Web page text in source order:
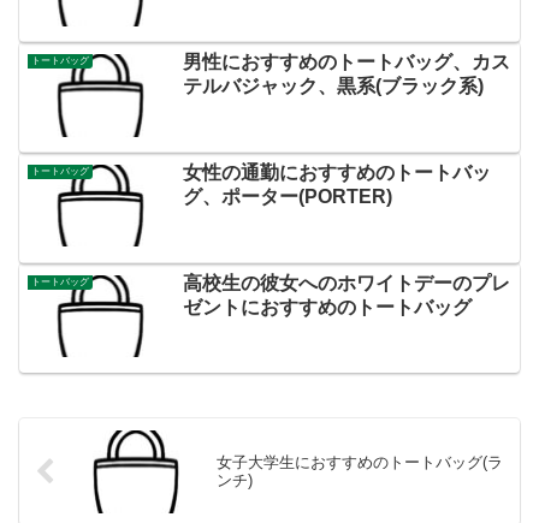
トートバッグ
男性におすすめのトートバッグ、カス
テルバジャック、黒系(ブラック系)
トートバッグ
女性の通勤におすすめのトートバッ
グ、ポーター(PORTER)
トートバッグ
高校生の彼女へのホワイトデーのプレ
ゼントにおすすめのトートバッグ
女子大学生におすすめのトートバッグ(ラ
ンチ)